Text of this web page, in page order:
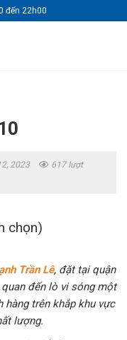
đến 22h00
2023
617 lượt
chọn)
Trần Lê, đặt tại quận
đến lò vi sóng một
hàng trên khắp khu vực
lượng.